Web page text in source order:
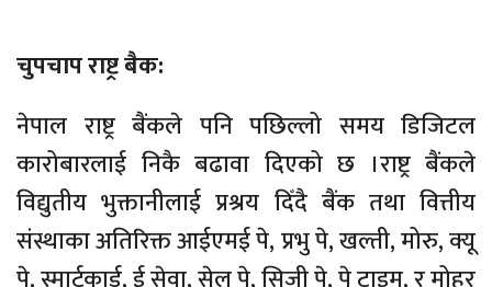
चुपचाप राष्ट्र बैक:
नेपाल राष्ट्र बैंकले पनि पछिल्लो समय डिजिटल
कारोबारलाई निकै बढावा दिएको छ ।राष्ट्र बैंकले
विद्युतीय भुक्तानीलाई प्रश्रय दिँदै बैंक तथा वित्तीय
संस्थाका अतिरिक्त आईएमई पे, प्रभु पे, खल्ती, मोरु, क्यू